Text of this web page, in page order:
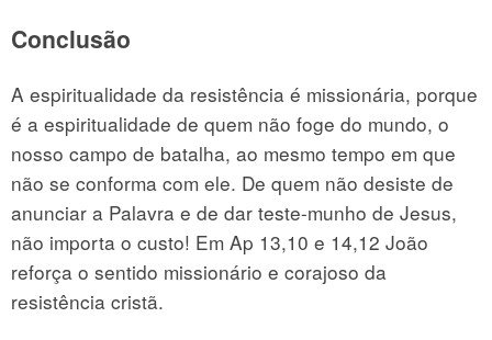
Conclusão
A espiritualidade da resistência é missionária, porque
é a espiritualidade de quem não foge do mundo, o
nosso campo de batalha, ao mesmo tempo em que
não se conforma com ele. De quem não desiste de
anunciar a Palavra e de dar teste-munho de Jesus,
não importa o custo! Em Ap 13,10 e 14,12 João
reforça o sentido missionário e corajoso da
resistência cristã.